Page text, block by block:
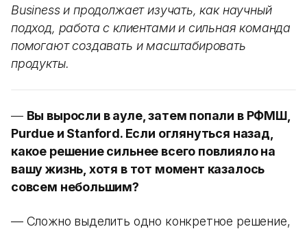
Business и продолжает изучать, как научный
подход, работа с клиентами и сильная команда
помогают создавать и масштабировать
продукты.
— Вы выросли в ауле, затем попали в РФМШ,
Purdue и Stanford. Если оглянуться назад,
какое решение сильнее всего повлияло на
вашу жизнь, хотя в тот момент казалось
совсем небольшим?
— Сложно выделить одно конкретное решение,